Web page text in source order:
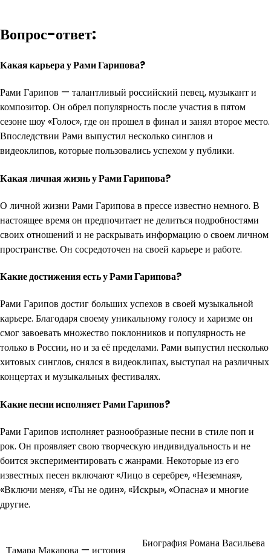
Вопрос-ответ:
Какая карьера у Рами Гарипова?
Рами Гарипов — талантливый российский певец, музыкант и
композитор. Он обрел популярность после участия в пятом
сезоне шоу «Голос», где он прошел в финал и занял второе место.
Впоследствии Рами выпустил несколько синглов и
видеоклипов, которые пользовались успехом у публики.
Какая личная жизнь у Рами Гарипова?
О личной жизни Рами Гарипова в прессе известно немного. В
настоящее время он предпочитает не делиться подробностями
своих отношений и не раскрывать информацию о своем личном
пространстве. Он сосредоточен на своей карьере и работе.
Какие достижения есть у Рами Гарипова?
Рами Гарипов достиг больших успехов в своей музыкальной
карьере. Благодаря своему уникальному голосу и харизме он
смог завоевать множество поклонников и популярность не
только в России, но и за её пределами. Рами выпустил несколько
хитовых синглов, снялся в видеоклипах, выступал на различных
концертах и музыкальных фестивалях.
Какие песни исполняет Рами Гарипов?
Рами Гарипов исполняет разнообразные песни в стиле поп и
рок. Он проявляет свою творческую индивидуальность и не
боится экспериментировать с жанрами. Некоторые из его
известных песен включают «Лицо в серебре», «Неземная»,
«Включи меня», «Ты не один», «Искры», «Опасна» и многие
другие.
Навигация
Биография Романа Васильева